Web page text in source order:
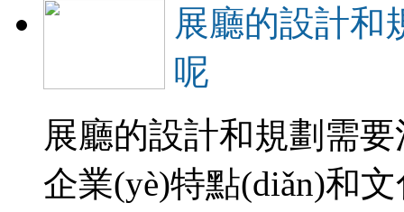
展廳的設計和
呢
展廳的設計和規劃需
企業(yè)特點(diǎn)和文